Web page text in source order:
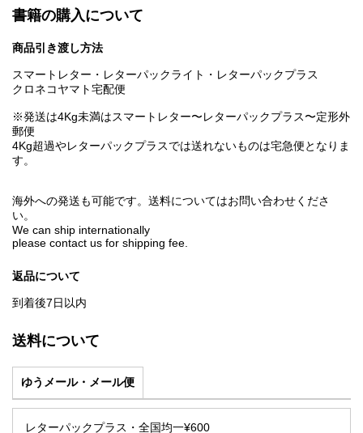
書籍の購入について
商品引き渡し方法
スマートレター・レターパックライト・レターパックプラス
クロネコヤマト宅配便
※発送は4Kg未満はスマートレター〜レターパックプラス〜定形外
郵便
4Kg超過やレターパックプラスでは送れないものは宅急便となりま
す。
海外への発送も可能です。送料についてはお問い合わせくださ
い。
We can ship internationally
please contact us for shipping fee.
返品について
到着後7日以内
送料について
ゆうメール・メール便
レターパックプラス・全国均一¥600